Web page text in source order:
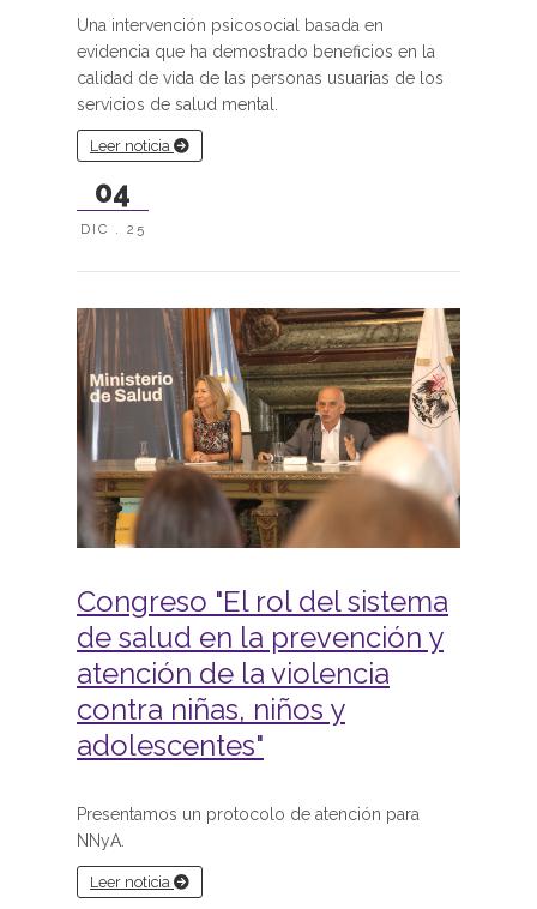
Una intervención psicosocial basada en
evidencia que ha demostrado beneficios en la
calidad de vida de las personas usuarias de los
servicios de salud mental.
Leer noticia
04
DIC . 25
Congreso "El rol del sistema
de salud en la prevención y
atención de la violencia
contra niñas, niños y
adolescentes"
Presentamos un protocolo de atención para
NNyA.
Leer noticia